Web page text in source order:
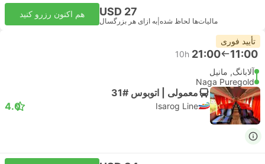
USD 27
مالیات‌ها لحاظ شده به ازای هر بزرگسال
هم اکنون رزرو کنید
تأیید فوری
11:00
21:00
10h
آلابانگ, مانیل
Naga Puregold
معمولی | اتوبوس #31
Isarog Line
4.0